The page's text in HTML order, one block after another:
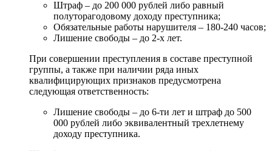
Штраф – до 200 000 рублей либо равный
полуторагодовому доходу преступника;
Обязательные работы нарушителя – 180-240 часов;
Лишение свободы – до 2-х лет.
При совершении преступления в составе преступной
группы, а также при наличии ряда иных
квалифицирующих признаков предусмотрена
следующая ответственность:
Лишение свободы – до 6-ти лет и штраф до 500
000 рублей либо эквивалентный трехлетнему
доходу преступника.